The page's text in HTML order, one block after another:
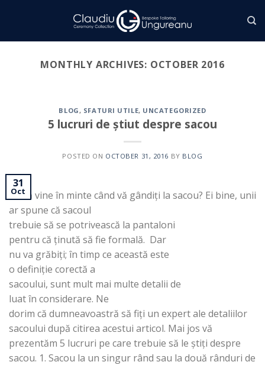
MONTHLY ARCHIVES: OCTOBER 2016
BLOG, SFATURI UTILE, UNCATEGORIZED
5 lucruri de știut despre sacou
POSTED ON OCTOBER 31, 2016 BY BLOG
31
Oct
Ce vă vine în minte când vă gândiți la sacou? Ei bine, unii
ar spune că sacoul
trebuie să se potrivească la pantaloni
pentru că ținută să fie formală. Dar
nu va grăbiți; în timp ce această este
o definiție corectă a
sacoului, sunt mult mai multe detalii de
luat în considerare. Ne
dorim că dumneavoastră să fiți un expert ale detaliilor
sacoului după citirea acestui articol. Mai jos vă
prezentăm 5 lucruri pe care trebuie să le știți despre
sacou. 1. Sacou la un singur rând sau la două rânduri de